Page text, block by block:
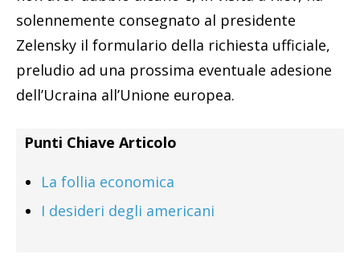
solennemente consegnato al presidente
Zelensky il formulario della richiesta ufficiale,
preludio ad una prossima eventuale adesione
dell’Ucraina all’Unione europea.
Punti Chiave Articolo
La follia economica
I desideri degli americani